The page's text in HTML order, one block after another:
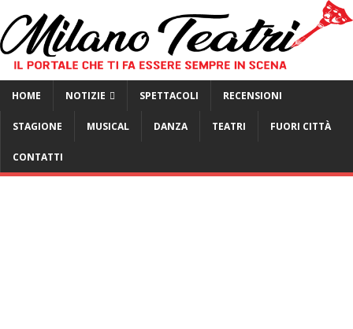
HOME NOTIZIE SPETTACOLI RECENSIONI
STAGIONE MUSICAL DANZA TEATRI FUORI CITTÀ
CONTATTI